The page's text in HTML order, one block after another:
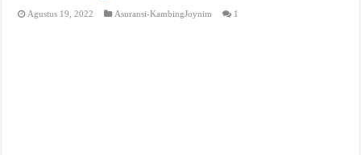
Agustus 19, 2022 Asuransi-KambingJoynim 1